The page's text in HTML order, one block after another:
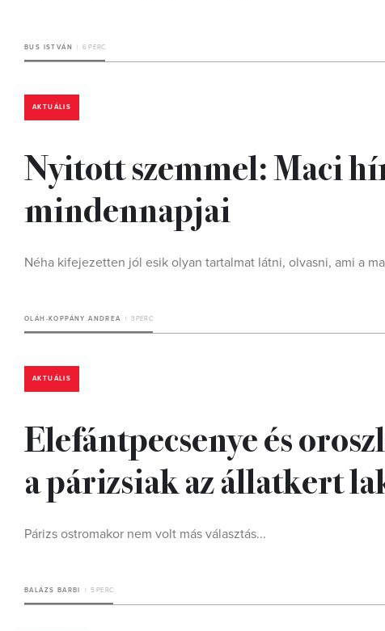
BUS ISTVÁN 6 PERC
AKTUÁLIS
Nyitott szemmel: Maci
mindennapjai
Néha kifejezetten jól esik olyan tartalmat látni, olvasni, ami a
OLÁH-KOPPÁNY ANDREA 3 PERC
AKTUÁLIS
Elefántpecsenye és
a párizsiak az állatkert
Párizs ostromakor nem volt más választás...
BALÁZS BARBI 5 PERC